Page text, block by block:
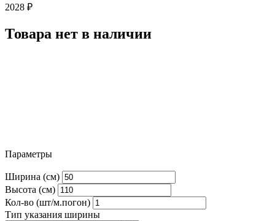
2028 ₽
Товара нет в наличии
Параметры
Ширина (см)
Высота (см)
Кол-во (шт/м.погон)
Тип указания ширины